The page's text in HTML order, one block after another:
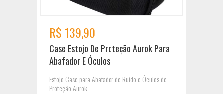
R$ 139,90
Case Estojo De Proteção Aurok Para
Abafador E Óculos
Estojo Case para Abafador de Ruído e Óculos de
Proteção Aurok